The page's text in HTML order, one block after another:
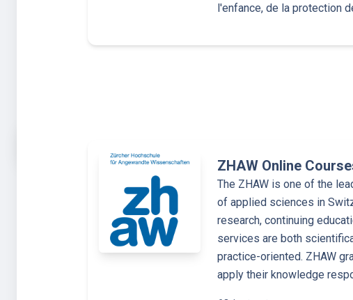
l'enfance, de la protection
ZHAW Online
The ZHAW is one of the
of applied sciences in
research, continuing
services are both
practice-oriented. ZHAW
apply their knowledge